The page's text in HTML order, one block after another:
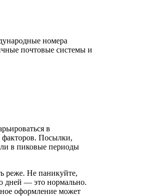
номера
почтовые системы и
в
факторов. Посылки,
в пиковые периоды
реже. Не паникуйте,
дней — это нормально.
оформление может